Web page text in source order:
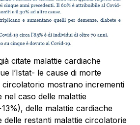
citate malattie cardiache
l’Istat- le cause di morte
circolatorio mostrano incrementi
nel caso delle malattie
delle malattie cardiache
delle restanti malattie circolatorie